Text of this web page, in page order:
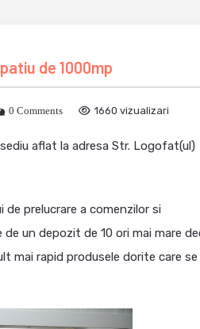
de 1000mp
0 Comments 1660 vizualizari
aflat la adresa Str. Logofat(ul)
prelucrare a comenzilor si
un depozit de 10 ori mai mare
mai rapid produsele dorite care